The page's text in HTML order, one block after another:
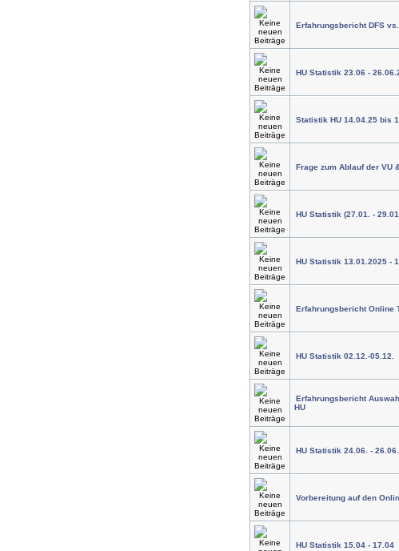
Erfahrungsbericht DFS
HU Statistik 23.06 -
Statistik HU 14.04.25 bis
Frage zum Ablauf der VU
HU Statistik (27.01. -
HU Statistik 13.01.2025 -
Erfahrungsbericht Online
HU Statistik 02.12.-05.12.
Erfahrungsbericht
HU
HU Statistik 24.06. -
Vorbereitung auf den
HU Statistik 15.04 - 17.04